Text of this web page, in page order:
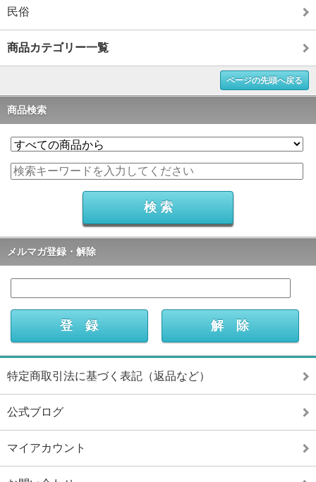
民俗
商品カテゴリー一覧
ページの先頭へ戻る
商品検索
メルマガ登録・解除
特定商取引法に基づく表記（返品など）
公式ブログ
マイアカウント